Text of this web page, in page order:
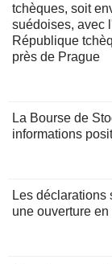
tchèques, soit
suédoises, avec
République
près de Prague
La Bourse de
informations
Les déclarations
une ouverture